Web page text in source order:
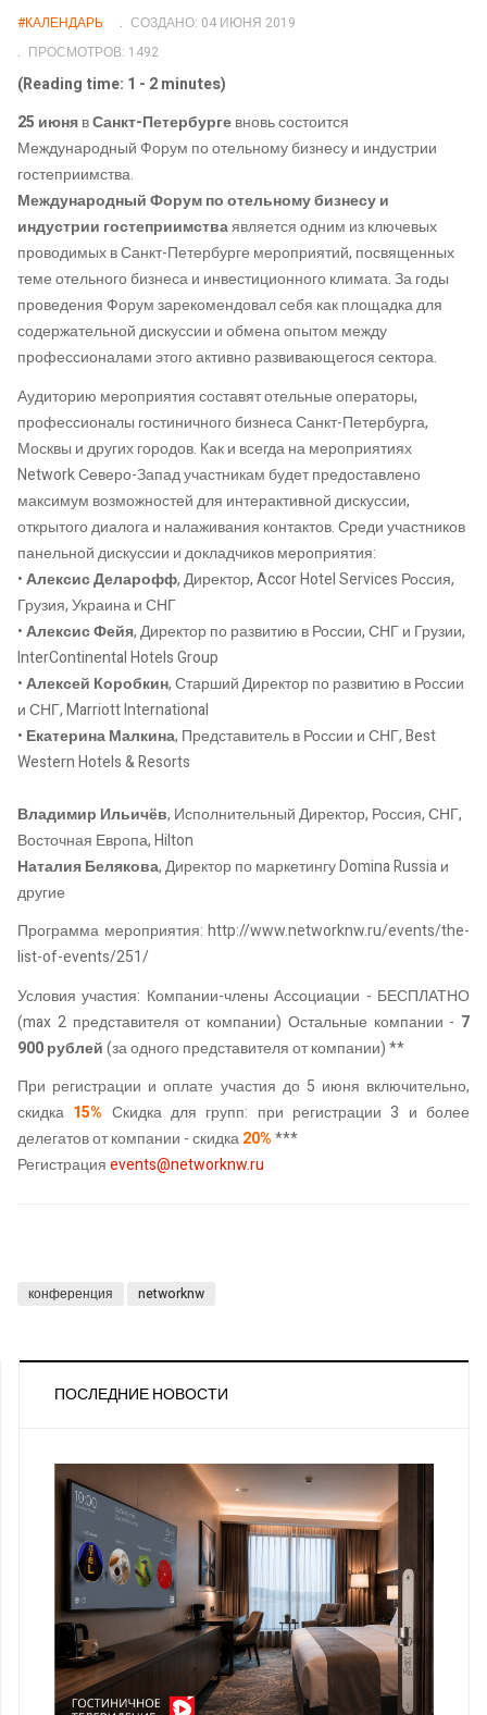
#КАЛЕНДАРЬ
СОЗДАНО: 04 ИЮНЯ 2019
ПРОСМОТРОВ: 1492
(Reading time: 1 - 2 minutes)
25 июнявСанкт-Петербургевновь состоится
Международный Форум по отельному бизнесу и индустрии
гостеприимства.
Международный Форум по отельному бизнесу и
индустрии гостеприимстваявляется одним из ключевых
проводимых в Санкт-Петербурге мероприятий, посвященных
теме отельного бизнеса и инвестиционного климата. За годы
проведения Форум зарекомендовал себя как площадка для
содержательной дискуссии и обмена опытом между
профессионалами этого активно развивающегося сектора.
Аудиторию мероприятия составят отельные операторы,
профессионалы гостиничного бизнеса Санкт-Петербурга,
Москвы и других городов. Как и всегда на мероприятиях
Network Северо-Запад участникам будет предоставлено
максимум возможностей для интерактивной дискуссии,
открытого диалога и налаживания контактов. Среди участников
панельной дискуссии и докладчиков мероприятия:
•Алексис Деларофф, Директор, Accor Hotel Services Россия,
Грузия, Украина и СНГ
•Алексис Фейя, Директор по развитию в России, СНГ и Грузии,
InterContinental Hotels Group
•Алексей Коробкин, Старший Директор по развитию в России
и СНГ, Marriott International
• Екатерина Малкина, Представитель в России и СНГ, Best
Western Hotels & Resorts
Владимир Ильичёв, Исполнительный Директор, Россия, СНГ,
Восточная Европа, Hilton
Наталия Белякова, Директор по маркетингу Domina Russia и
другие
Программа мероприятия: http://www.networknw.ru/events/the-
list-of-events/251/
Условия участия: Компании-члены Ассоциации - БЕСПЛАТНО
(max 2 представителя от компании) Остальные компании - 7
900 рублей(за одного представителя от компании) **
При регистрации и оплате участия до 5 июня включительно,
скидка 15% Скидка для групп: при регистрации 3 и более
делегатов от компании - скидка20%***
Регистрацияevents@networknw.ru
конференция networknw
ПОСЛЕДНИЕ НОВОСТИ